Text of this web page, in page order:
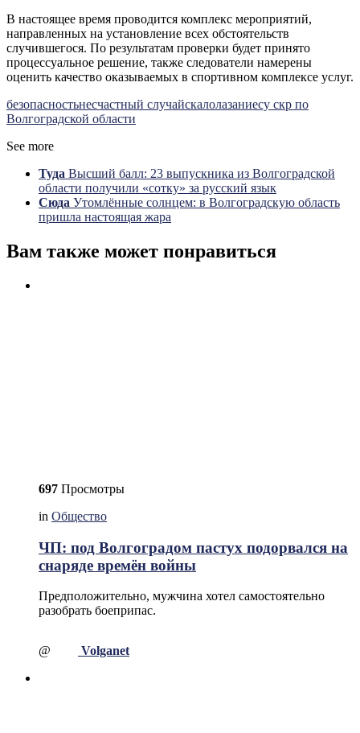
В настоящее время проводится комплекс мероприятий,
направленных на установление всех обстоятельств
случившегося. По результатам проверки будет принято
процессуальное решение, также следователи намерены
оценить качество оказываемых в спортивном комплексе услуг.
безопасностьнесчастный случайскалолазаниесу скр по
Волгоградской области
See more
Туда Высший балл: 23 выпускника из Волгоградской
области получили «сотку» за русский язык
Сюда Утомлённые солнцем: в Волгоградскую область
пришла настоящая жара
Вам также может понравиться
697 Просмотры
in Общество
ЧП: под Волгоградом пастух подорвался на
снаряде времён войны
Предположительно, мужчина хотел самостоятельно
разобрать боеприпас.
@ Volganet